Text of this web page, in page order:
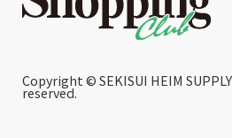
Copyright © SEKISUI HEIM
reserved.